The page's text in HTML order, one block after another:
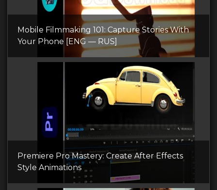
Mobile Filmmaking 101: Capture Stories With
Your Phone [ENG — RUS]
Premiere Pro Mastery: Create After Effects
Style Animations